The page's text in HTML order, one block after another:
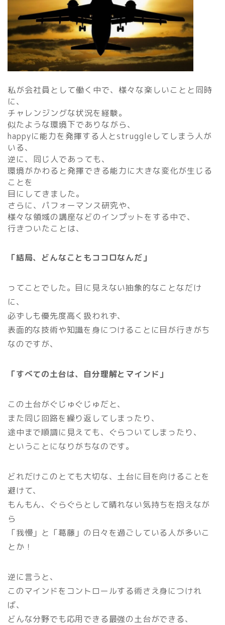
私が会社員として働く中で、様々な楽しいことと同時
に、
チャレンジングな状況を経験。
似たような環境下でありながら、
happyに能力を発揮する人とstruggleしてしまう人が
いる、
逆に、同じ人であっても、
環境がかわると発揮できる能力に大きな変化が生じる
ことを
目にしてきました。
さらに、パフォーマンス研究や、
様々な領域の講座などのインプットをする中で、
行きついたことは、
「結局、どんなこともココロなんだ」
ってことでした。目に見えない抽象的なことなだけ
に、
必ずしも優先度高く扱われず、
表面的な技術や知識を身につけることに目が行きがち
なのですが、
「すべての土台は、自分理解とマインド」
この土台がぐじゅぐじゅだと、
また同じ回路を繰り返してしまったり、
途中まで順調に見えても、ぐらついてしまったり、
ということになりがちなのです。
どれだけこのとても大切な、土台に目を向けることを
避けて、
もんもん、ぐらぐらとして晴れない気持ちを抱えなが
ら
「我慢」と「葛藤」の日々を過ごしている人が多いこ
とか！
逆に言うと、
このマインドをコントロールする術さえ身につけれ
ば、
どんな分野でも応用できる最強の土台ができる、